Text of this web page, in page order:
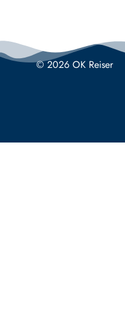
© 2026 OK Reiser